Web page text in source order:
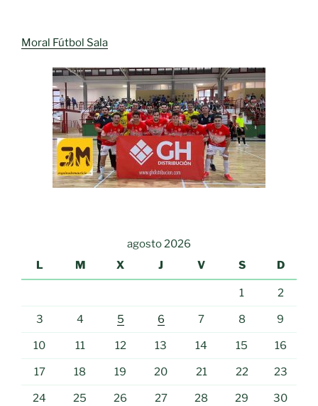
Moral Fútbol Sala
agosto 2026
L
M X J V S D
1 2
3 4 5 6 7 8 9
10 11 12 13 14 15 16
17 18 19 20 21 22 23
24 25 26 27 28 29 30